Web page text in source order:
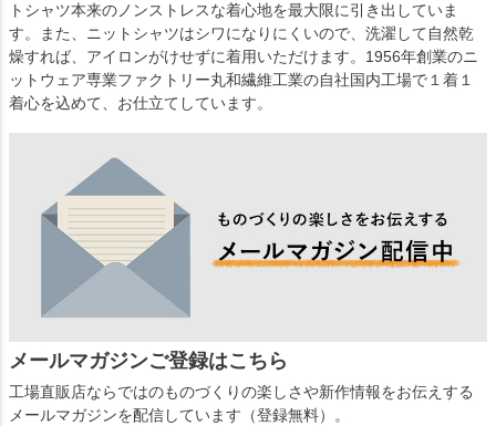
トシャツ本来のノンストレスな着心地を最大限に引き出していま
す。また、ニットシャツはシワになりにくいので、洗濯して自然乾
燥すれば、アイロンがけせずに着用いただけます。1956年創業のニ
ットウェア専業ファクトリー丸和繊維工業の自社国内工場で１着１
着心を込めて、お仕立てしています。
メールマガジンご登録はこちら
工場直販店ならではのものづくりの楽しさや新作情報をお伝えする
メールマガジンを配信しています（登録無料）。